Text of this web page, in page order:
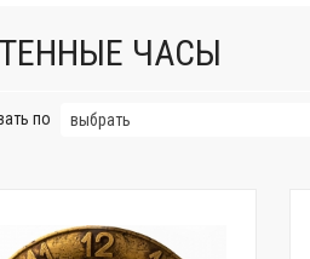
ЧАСЫ
по выбрать